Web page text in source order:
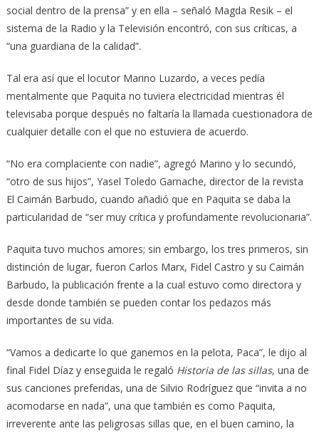
social dentro de la prensa” y en ella – señaló Magda Resik – el
sistema de la Radio y la Televisión encontró, con sus críticas, a
“una guardiana de la calidad”.
Tal era así que el locutor Marino Luzardo, a veces pedía
mentalmente que Paquita no tuviera electricidad mientras él
televisaba porque después no faltaría la llamada cuestionadora de
cualquier detalle con el que no estuviera de acuerdo.
“No era complaciente con nadie”, agregó Marino y lo secundó,
“otro de sus hijos”, Yasel Toledo Garnache, director de la revista
El Caimán Barbudo, cuando añadió que en Paquita se daba la
particularidad de “ser muy crítica y profundamente revolucionaria”.
Paquita tuvo muchos amores; sin embargo, los tres primeros, sin
distinción de lugar, fueron Carlos Marx, Fidel Castro y su Caimán
Barbudo, la publicación frente a la cual estuvo como directora y
desde donde también se pueden contar los pedazos más
importantes de su vida.
“Vamos a dedicarte lo que ganemos en la pelota, Paca”, le dijo al
final Fidel Díaz y enseguida le regaló Historia de las sillas, una de
sus canciones preferidas, una de Silvio Rodríguez que “invita a no
acomodarse en nada”, una que también es como Paquita,
irreverente ante las peligrosas sillas que, en el buen camino, la